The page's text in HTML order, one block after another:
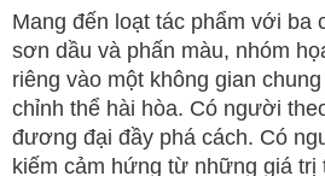
Mang đến loạt tác phẩm với ba
sơn dầu và phấn màu, nhóm
riêng vào một không gian
chỉnh thể hài hòa. Có người
đương đại đầy phá cách. Có
kiếm cảm hứng từ những giá trị